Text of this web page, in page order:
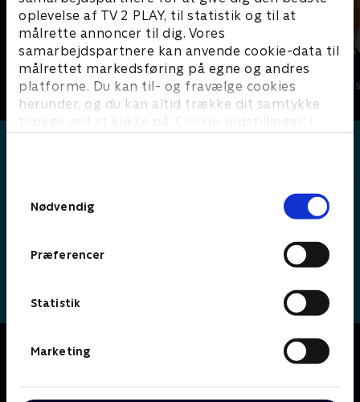
oplevelse af TV 2 PLAY, til statistik og til at
målrette annoncer til dig. Vores
samarbejdspartnere kan anvende cookie-data til
målrettet markedsføring på egne og andres
platforme. Du kan til- og fravælge cookies
herunder, og du kan altid trække dit samtykke
tilbage ved at klikke på ’Cookie-indstillinger’ i
Nødvendig
Præferencer
Statistik
Marketing
Gurli Gris
Børneserier • 4 sæsoner
Bing
Børneserier • 4
Om Simon
Fransk børneserie om den tjekkede, lille superkanin